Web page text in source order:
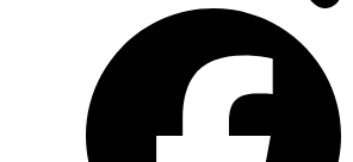
1, 8141 Premstätten
Hilfreiches